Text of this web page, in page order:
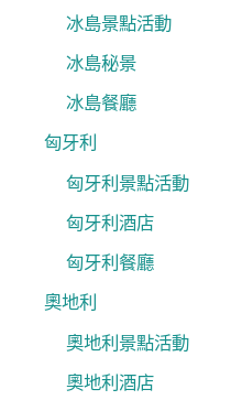
冰島景點活動
冰島秘景
冰島餐廳
匈牙利
匈牙利景點活動
匈牙利酒店
匈牙利餐廳
奧地利
奧地利景點活動
奧地利酒店